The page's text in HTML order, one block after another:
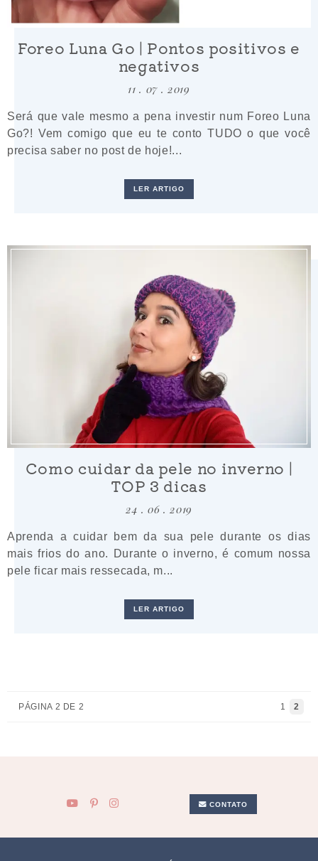
Foreo Luna Go | Pontos positivos e
negativos
11 . 07 . 2019
Será que vale mesmo a pena investir num Foreo Luna
Go?! Vem comigo que eu te conto TUDO o que você
precisa saber no post de hoje!...
LER ARTIGO
Como cuidar da pele no inverno |
TOP 3 dicas
24 . 06 . 2019
Aprenda a cuidar bem da sua pele durante os dias
mais frios do ano. Durante o inverno, é comum nossa
pele ficar mais ressecada, m...
LER ARTIGO
PÁGINA 2 DE 2 1 2
CONTATO